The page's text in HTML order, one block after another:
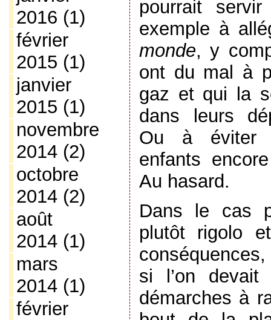
2016 (1)
février
2015 (1)
janvier
2015 (1)
novembre
2014(2)
octobre
2014(2)
août
2014(1)
mars
2014(1)
février
pourrait
exemple à
monde, y
ont du mal à
gaz et qui la
dans leurs
Ou à éviter
enfants
Au hasard.
Dans le cas
plutôt rigolo
si l’on
démarches à